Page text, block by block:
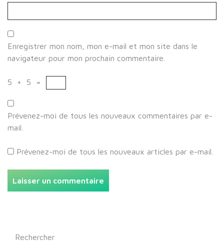
Enregistrer mon nom, mon e-mail et mon site dans le
navigateur pour mon prochain commentaire.
5 + 5 =
Prévenez-moi de tous les nouveaux commentaires par e-
mail.
Prévenez-moi de tous les nouveaux articles par e-mail.
Rechercher